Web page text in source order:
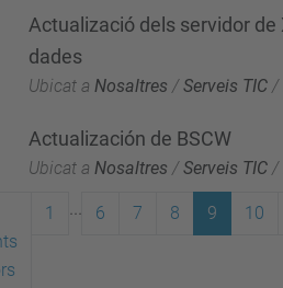
Actualizació dels servidor de
dades
Ubicat a Nosaltres /Serveis TIC /
Actualización de BSCW
Ubicat a Nosaltres /Serveis TIC /
1 6 7 8 9 10